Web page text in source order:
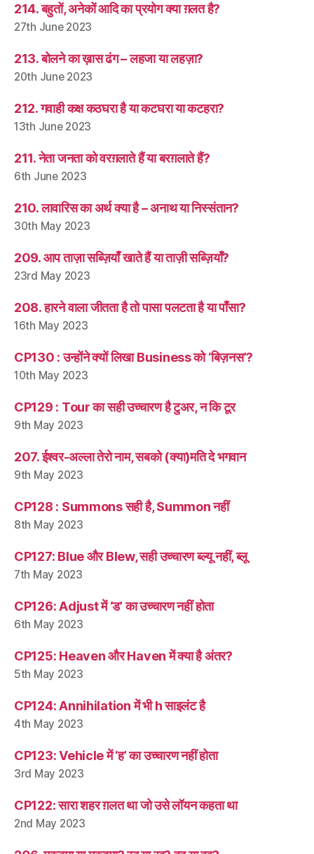
214. बहुतों, अनेकों आदि का प्रयोग क्या ग़लत है?
27th June 2023
213. बोलने का ख़ास ढंग – लहजा या लहज़ा?
20th June 2023
212. गवाही कक्ष कठघरा है या कटघरा या कटहरा?
13th June 2023
211. नेता जनता को वरग़लाते हैं या बरग़लाते हैं?
6th June 2023
210. लावारिस का अर्थ क्या है – अनाथ या निस्संतान?
30th May 2023
209. आप ताज़ा सब्ज़ियाँ खाते हैं या ताज़ी सब्ज़ियाँ?
23rd May 2023
208. हारने वाला जीतता है तो पासा पलटता है या पाँसा?
16th May 2023
CP130 : उन्होंने क्यों लिखा Business को ‘बिज़नस’?
10th May 2023
CP129 : Tour का सही उच्चारण है टुअर, न कि टूर
9th May 2023
207. ईश्वर-अल्ला तेरो नाम, सबको (क्या)मति दे भगवान
9th May 2023
CP128 : Summons सही है, Summon नहीं
8th May 2023
CP127: Blue और Blew, सही उच्चारण ब्ल्यू नहीं, ब्लू
7th May 2023
CP126: Adjust में ‘ड’ का उच्चारण नहीं होता
6th May 2023
CP125: Heaven और Haven में क्या है अंतर?
5th May 2023
CP124: Annihilation में भी h साइलंट है
4th May 2023
CP123: Vehicle में ‘ह’ का उच्चारण नहीं होता
3rd May 2023
CP122: सारा शहर ग़लत था जो उसे लॉयन कहता था
2nd May 2023